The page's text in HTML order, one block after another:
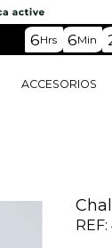
6Hrs 6Min
ACCESORIOS
REF: